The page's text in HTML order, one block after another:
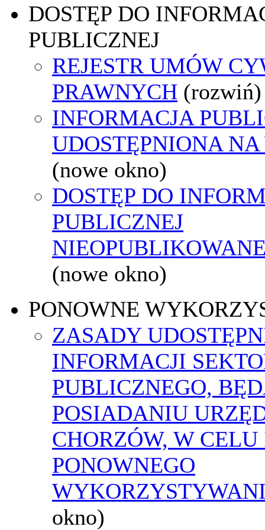
DOSTĘP DO
PUBLICZNEJ
REJESTR UMÓW
PRAWNYCH (rozwiń)
INFORMACJA
UDOSTĘPNIONA
(nowe okno)
DOSTĘP DO
PUBLICZNEJ
(nowe okno)
PONOWNE
ZASADY
INFORMACJI
PUBLICZNEGO,
POSIADANIU
CHORZÓW, W
PONOWNEGO
okno)